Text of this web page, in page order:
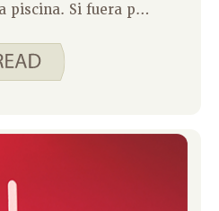
piscina. Si fuera por
paletas heladas o
todos los días. Como
queremos una
maní y pudín es
y abundante.